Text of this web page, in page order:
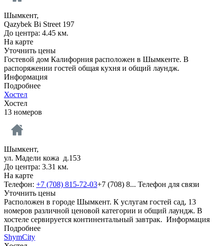
Шымкент,
Qazybek Bi Street 197
До центра: 4.45 км.
На карте
Уточнить цены
Гостевой дом Калифорния расположен в Шымкенте. В
распоряжении гостей общая кухня и общий лаундж.
Информация
Подробнее
Хостел
Хостел
13 номеров
Шымкент,
ул. Мадели кожа д.153
До центра: 3.31 км.
На карте
Телефон: +7 (708) 815-72-03+7 (708) 8... Телефон для связи
Уточнить цены
Расположен в городе Шымкент. К услугам гостей сад, 13
номеров различной ценовой категории и общий лаундж. В
хостеле сервируется континентальный завтрак. Информация
Подробнее
ShymCity